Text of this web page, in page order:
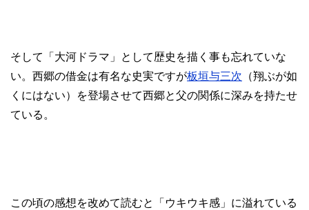
そして「大河ドラマ」として歴史を描く事も忘れていな
い。西郷の借金は有名な史実ですが板垣与三次 （翔ぶが如
くにはない）を登場させて西郷と父の関係に深みを持たせ
ている。
この頃の感想を改めて読むと「ウキウキ感」に溢れている